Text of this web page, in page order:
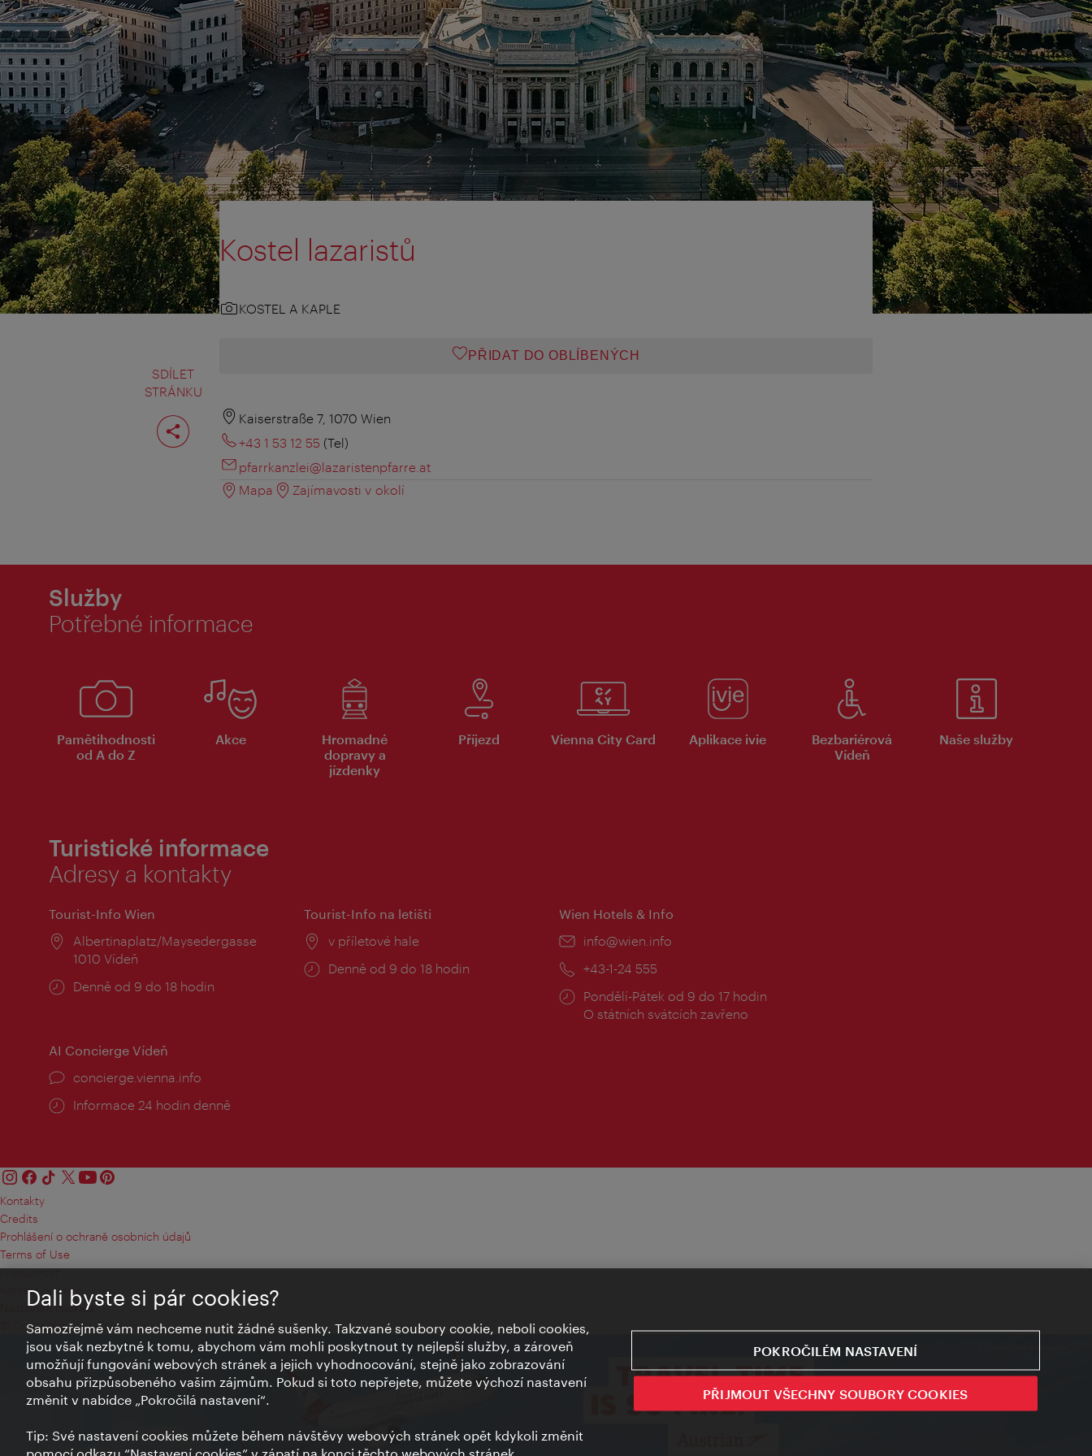
SDÍLET
STRÁNKU
Rozdělit
stranu
Kostel lazaristů
KOSTEL A KAPLE
PŘIDAT DO OBLÍBENÝCH
Kaiserstraße 7, 1070 Wien
+43 1 53 12 55 (Tel)
pfarrkanzlei@lazaristenpfarre.at
Mapa
Zajímavosti v okolí
Služby
Potřebné informace
Pamětihodnosti
od A do Z
Akce
Hromadné
dopravy a
jízdenky
Příjezd Vienna City Card Aplikace ivie
Bezbariérová
Vídeň
Naše služby
Turistické informace
Adresy a kontakty
Tourist-Info Wien
Místo:
Albertinaplatz/Maysedergasse
1010 Vídeň
Provozní
Denně od 9 do 18 hodin
Tourist-Info na letišti
Místo:
v příletové hale
Provozní
Denně od 9 do 18 hodin
Wien Hotels & Info
E-
info@wien.info
Telefon:
+43-1-24 555
Provozní
doba:
Pondělí-Pátek od 9 do 17 hodin
O státních svátcích zavřeno
AI Concierge Vídeň
concierge.vienna.info
Informace 24 hodin denně
Kontakty
Credits
Prohlášení o ochraně osobních údajů
Terms of Use
Přístupnost
Kontakt pro tisk
Nastavení cookies
© Copyright Wien Tourismus
Dali byste si pár cookies?
Samozřejmě vám nechceme nutit žádné sušenky. Takzvané soubory cookie, neboli cookies,
jsou však nezbytné k tomu, abychom vám mohli poskytnout ty nejlepší služby, a zároveň
umožňují fungování webových stránek a jejich vyhodnocování, stejně jako zobrazování
obsahu přizpůsobeného vašim zájmům. Pokud si toto nepřejete, můžete výchozí nastavení
změnit v nabídce „Pokročilá nastavení“.
Tip: Své nastavení cookies můžete během návštěvy webových stránek opět kdykoli změnit
POKROČILÉM NASTAVENÍ
PŘIJMOUT VŠECHNY SOUBORY COOKIES